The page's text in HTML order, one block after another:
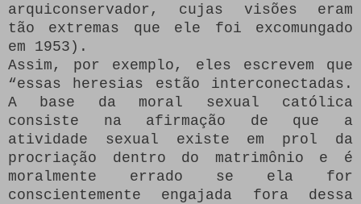
arquiconservador, cujas visões eram
tão extremas que ele foi excomungado
em 1953).
Assim, por exemplo, eles escrevem que
“essas heresias estão interconectadas.
A base da moral sexual católica
consiste na afirmação de que a
atividade sexual existe em prol da
procriação dentro do matrimônio e é
moralmente errado se ela for
conscientemente engajada fora dessa